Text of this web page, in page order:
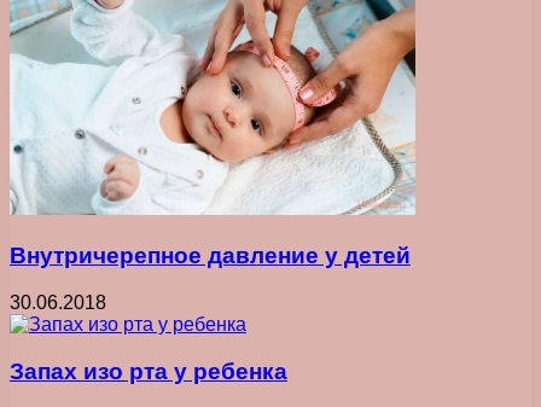
Внутричерепное давление у детей
30.06.2018
Запах изо рта у ребенка